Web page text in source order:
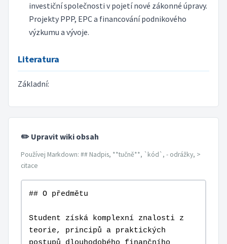
investiční společnosti v pojetí nové zákonné úpravy.
Projekty PPP, EPC a financování podnikového
výzkumu a vývoje.
Literatura
Základní:
✏️ Upravit wiki obsah
Používej Markdown: ## Nadpis, **tučně**, `kód`, - odrážky, >
citace